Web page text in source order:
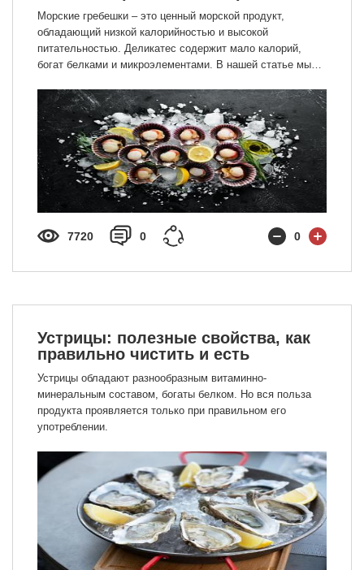
Морские гребешки – это ценный морской продукт,
обладающий низкой калорийностью и высокой
питательностью. Деликатес содержит мало калорий,
богат белками и микроэлементами. В нашей статье мы
хранения, калорийность, а также указали на какие
моменты стоит обратить внимание при покупке.
7720 0 0
Устрицы: полезные свойства, как
правильно чистить и есть
Устрицы обладают разнообразным витаминно-
минеральным составом, богаты белком. Но вся польза
продукта проявляется только при правильном его
употреблении.